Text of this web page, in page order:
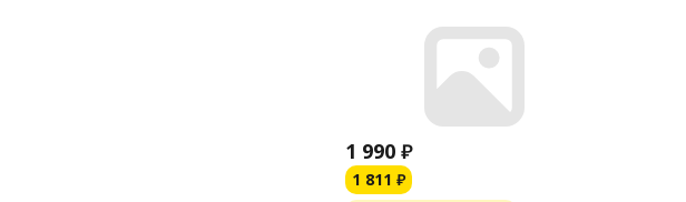
1 990 ₽
1 811 ₽